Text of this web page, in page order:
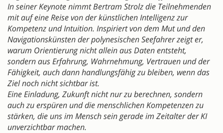
In seiner Keynote nimmt Bertram Strolz die Teilnehmenden
mit auf eine Reise von der künstlichen Intelligenz zur
Kompetenz und Intuition. Inspiriert von dem Mut und den
Navigationskünsten der polynesischen Seefahrer zeigt er,
warum Orientierung nicht allein aus Daten entsteht,
sondern aus Erfahrung, Wahrnehmung, Vertrauen und der
Fähigkeit, auch dann handlungsfähig zu bleiben, wenn das
Ziel noch nicht sichtbar ist.
Eine Einladung, Zukunft nicht nur zu berechnen, sondern
auch zu erspüren und die menschlichen Kompetenzen zu
stärken, die uns im Mensch sein gerade im Zeitalter der KI
unverzichtbar machen.